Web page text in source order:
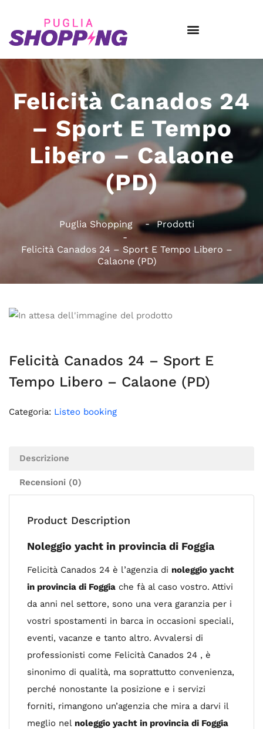
Felicità Canados 24
– Sport E Tempo
Libero – Calaone
(PD)
Puglia Shopping Prodotti
Felicità Canados 24 – Sport E Tempo Libero –
Calaone (PD)
Felicità Canados 24 – Sport E
Tempo Libero – Calaone (PD)
Categoria: Listeo booking
Descrizione
Recensioni (0)
Product Description
Noleggio yacht in provincia di Foggia
Felicità Canados 24 è l’agenzia di noleggio yacht
in provincia di Foggia che fà al caso vostro. Attivi
da anni nel settore, sono una vera garanzia per i
vostri spostamenti in barca in occasioni speciali,
eventi, vacanze e tanto altro. Avvalersi di
professionisti come Felicità Canados 24 , è
sinonimo di qualità, ma soprattutto convenienza,
perché nonostante la posizione e i servizi
forniti, rimangono un’agenzia che mira a darvi il
meglio nel noleggio yacht in provincia di Foggia